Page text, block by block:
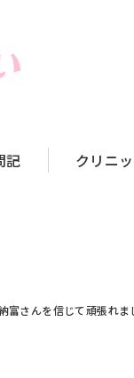
記 クリニ
さんを信じて頑張れ